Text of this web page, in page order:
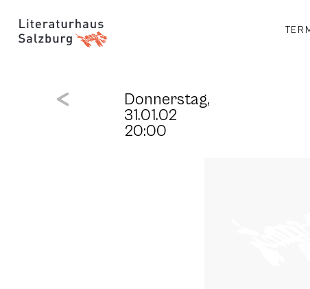
Donnerstag,
31.01.02
20:00